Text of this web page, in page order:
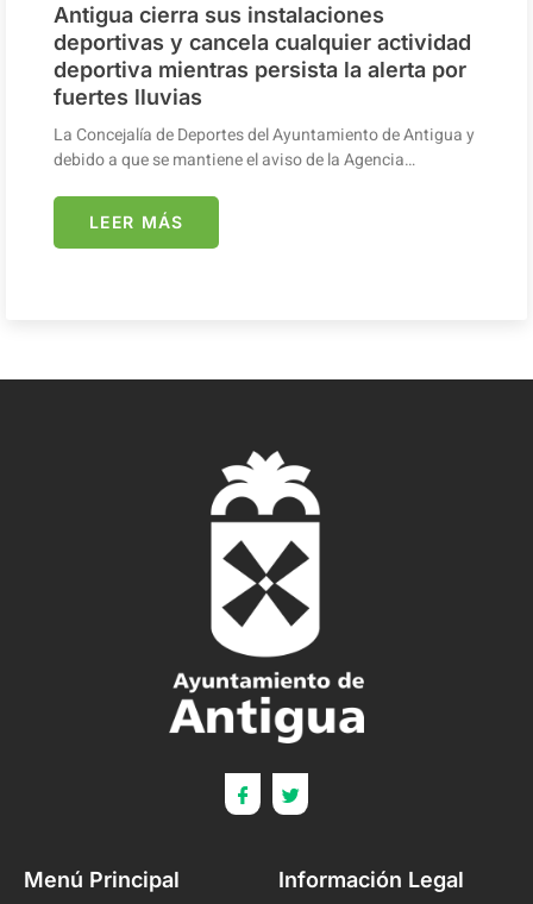
Antigua cierra sus instalaciones
deportivas y cancela cualquier actividad
deportiva mientras persista la alerta por
fuertes lluvias
La Concejalía de Deportes del Ayuntamiento de Antigua y
debido a que se mantiene el aviso de la Agencia…
LEER MÁS
Menú Principal Información Legal